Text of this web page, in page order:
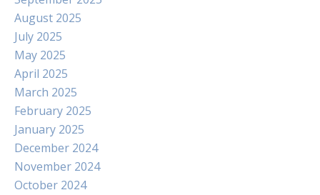
August 2025
July 2025
May 2025
April 2025
March 2025
February 2025
January 2025
December 2024
November 2024
October 2024